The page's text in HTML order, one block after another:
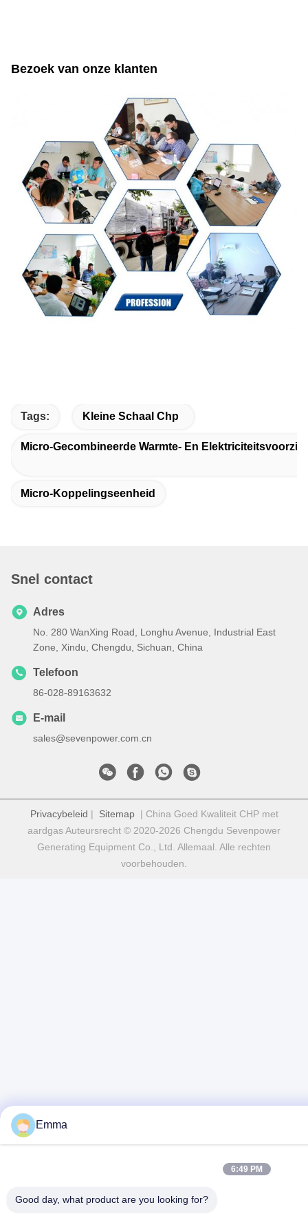
Bezoek van onze klanten
Tags: Kleine Schaal Chp
Micro-Gecombineerde Warmte- En
Micro-Koppelingseenheid
Snel contact
Adres
No. 280 WanXing Road, Longhu Avenue, Industrial East
Zone, Xindu, Chengdu, Sichuan, China
Telefoon
86-028-89163632
E-mail
sales@sevenpower.com.cn
Privacybeleid | Sitemap| China Goed Kwaliteit CHP met
aardgas Auteursrecht © 2020-2026 Chengdu Sevenpower
Generating Equipment Co., Ltd. Allemaal. Alle rechten
voorbehouden.
Emma
6:49 PM
Good day, what product are you looking for?